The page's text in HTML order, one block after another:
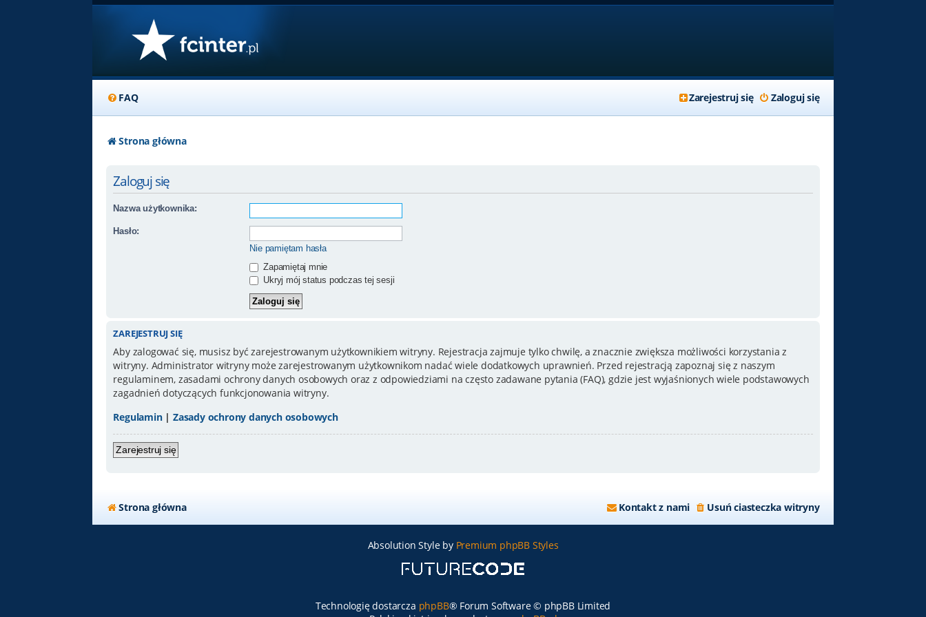
FAQ Zaloguj się
Zarejestruj się
Strona główna
Zaloguj się
Nazwa użytkownika:
Hasło:
Nie pamiętam hasła
Zapamiętaj mnie
Ukryj mój status podczas tej sesji
ZAREJESTRUJ SIĘ
Aby zalogować się, musisz być zarejestrowanym użytkownikiem witryny. Rejestracja zajmuje tylko chwilę, a znacznie zwiększa możliwości korzystania z
witryny. Administrator witryny może zarejestrowanym użytkownikom nadać wiele dodatkowych uprawnień. Przed rejestracją zapoznaj się z naszym
regulaminem, zasadami ochrony danych osobowych oraz z odpowiedziami na często zadawane pytania (FAQ), gdzie jest wyjaśnionych wiele podstawowych
zagadnień dotyczących funkcjonowania witryny.
Regulamin|Zasady ochrony danych osobowych
Zarejestruj się
Strona główna Usuń ciasteczka witryny
Kontakt z nami
Absolution Style by Premium phpBB Styles
Technologię dostarcza phpBB® Forum Software © phpBB Limited